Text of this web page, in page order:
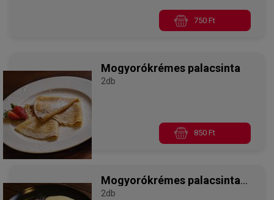
750 Ft
Mogyorókrémes palacsinta
2db
850 Ft
Mogyorókrémes palacsinta
vaníliaöntettel
2db